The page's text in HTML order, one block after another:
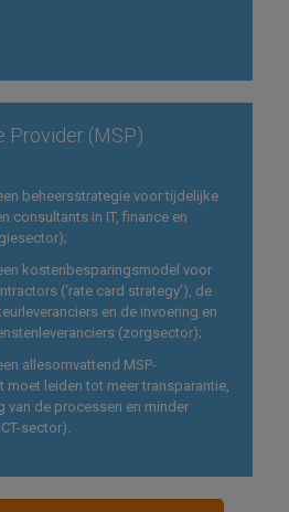
Provider (MSP)
beheersstrategie voor tijdelijke
consultants in IT, finance en
kostenbesparingsmodel voor
(‘rate card strategy’), de
en de invoering en
(zorgsector);
allesomvattend MSP-
moet leiden tot meer transparantie,
van de processen en minder
sector).